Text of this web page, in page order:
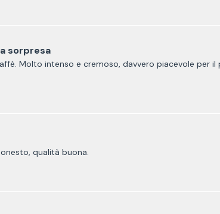
sorpresa
Molto intenso e cremoso, davvero piacevole per il
qualità buona.